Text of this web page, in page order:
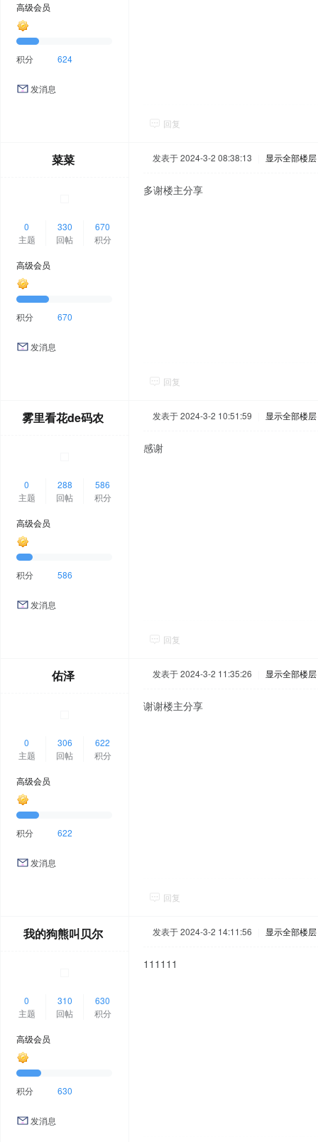
高级会员
积分 624
发消息
回复
菜菜
0
主题
330
回帖
670
积分
高级会员
积分 670
发消息
发表于 2024-3-2 08:38:13 显示全部楼层
多谢楼主分享
回复
雾里看花de码农
0
主题
288
回帖
586
积分
高级会员
积分 586
发消息
发表于 2024-3-2 10:51:59 显示全部楼层
感谢
回复
佑泽
0
主题
306
回帖
622
积分
高级会员
积分 622
发消息
发表于 2024-3-2 11:35:26 显示全部楼层
谢谢楼主分享
回复
我的狗熊叫贝尔
0
主题
310
回帖
630
积分
高级会员
积分 630
发消息
发表于 2024-3-2 14:11:56 显示全部楼层
111111